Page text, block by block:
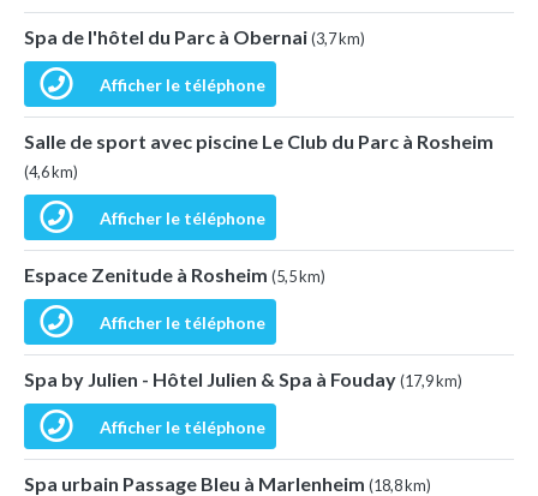
Spa de l'hôtel du Parc à Obernai(3,7 km)
Afficher le téléphone
Salle de sport avec piscine Le Club du Parc à Rosheim
(4,6 km)
Afficher le téléphone
Espace Zenitude à Rosheim (5,5 km)
Afficher le téléphone
Spa by Julien - Hôtel Julien & Spa à Fouday(17,9 km)
Afficher le téléphone
Spa urbain Passage Bleu à Marlenheim (18,8 km)